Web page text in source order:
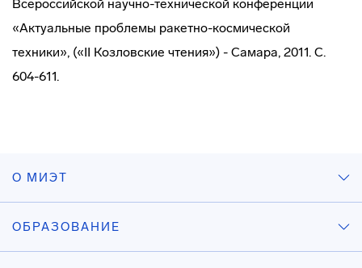
Всероссийской научно-технической конференции
«Актуальные проблемы ракетно-космической
техники», («II Козловские чтения») - Самара, 2011. С.
604-611.
О МИЭТ
ОБРАЗОВАНИЕ